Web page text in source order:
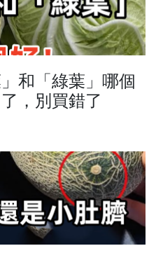
和「綠葉」哪個
，別買錯了